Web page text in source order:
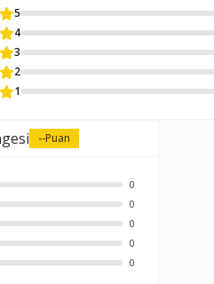
5
4
3
2
1
--Puan
0
0
0
0
0